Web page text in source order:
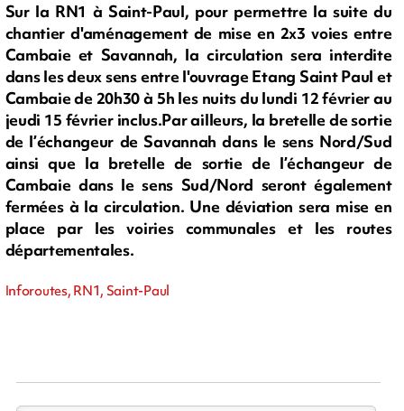
Sur la RN1 à Saint-Paul, pour permettre la suite du
chantier d'aménagement de mise en 2x3 voies entre
Cambaie et Savannah, la circulation sera interdite
dans les deux sens entre l'ouvrage Etang Saint Paul et
Cambaie de 20h30 à 5h les nuits du lundi 12 février au
jeudi 15 février inclus.Par ailleurs, la bretelle de sortie
de l’échangeur de Savannah dans le sens Nord/Sud
ainsi que la bretelle de sortie de l’échangeur de
Cambaie dans le sens Sud/Nord seront également
fermées à la circulation. Une déviation sera mise en
place par les voiries communales et les routes
départementales.
Inforoutes, RN1, Saint-Paul